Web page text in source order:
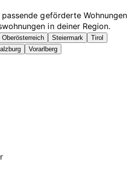
passende geförderte Wohnungen
in deiner Region.
Oberösterreich Steiermark
Tirol
Vorarlberg